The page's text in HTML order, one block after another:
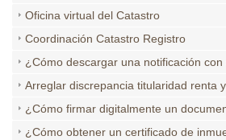
Oficina virtual del Catastro
Coordinación Catastro Registro
¿Cómo descargar una notificación con
Arreglar discrepancia titularidad renta
¿Cómo firmar digitalmente un
¿Cómo obtener un certificado de